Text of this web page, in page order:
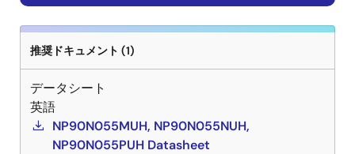
推奨ドキュメント (1)
データシート
英語
NP90N055MUH, NP90N055NUH,
NP90N055PUH Datasheet